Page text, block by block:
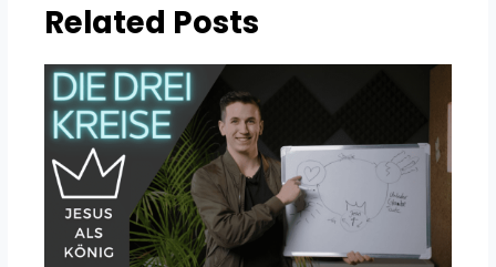
Related Posts